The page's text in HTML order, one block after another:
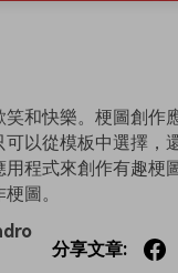
和快樂。梗圖創作
以從模板中選擇，
用程式來創作有趣梗
圖。
分享文章: